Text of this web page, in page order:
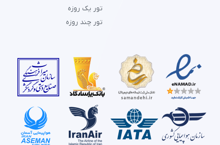
تور یک روزه
تور چند روزه